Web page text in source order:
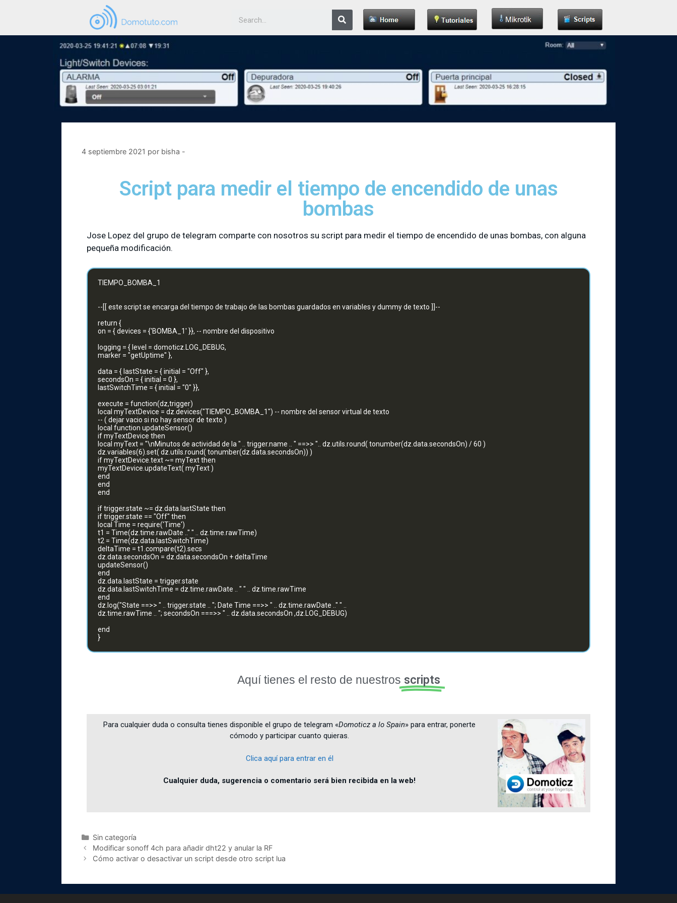
4 septiembre 2021 por bisha -
Script para medir el tiempo de encendido de unas
bombas
Jose Lopez del grupo de telegram comparte con nosotros su script para medir el tiempo de encendido de unas bombas, con alguna
pequeña modificación.
TIEMPO_BOMBA_1
--[[ este script se encarga del tiempo de trabajo de las bombas guardados en variables y dummy de texto ]]--
return {
on = { devices = {'BOMBA_1' }}, -- nombre del dispositivo
logging = { level = domoticz.LOG_DEBUG,
marker = "getUptime" },
data = { lastState = { initial = "Off" },
secondsOn = { initial = 0 },
lastSwitchTime = { initial = "0" }},
execute = function(dz,trigger)
local myTextDevice = dz.devices("TIEMPO_BOMBA_1") -- nombre del sensor virtual de texto
-- ( dejar vacio si no hay sensor de texto )
local function updateSensor()
if myTextDevice then
local myText = "\nMinutos de actividad de la " .. trigger.name .. " ==>> ".. dz.utils.round( tonumber(dz.data.secondsOn) / 60 )
dz.variables(6).set( dz.utils.round( tonumber(dz.data.secondsOn)) )
if myTextDevice.text ~= myText then
myTextDevice.updateText( myText )
end
end
end
if trigger.state ~= dz.data.lastState then
if trigger.state == "Off" then
local Time = require('Time')
t1 = Time(dz.time.rawDate .." " .. dz.time.rawTime)
t2 = Time(dz.data.lastSwitchTime)
deltaTime = t1.compare(t2).secs
dz.data.secondsOn = dz.data.secondsOn + deltaTime
updateSensor()
end
dz.data.lastState = trigger.state
dz.data.lastSwitchTime = dz.time.rawDate .. " " .. dz.time.rawTime
end
dz.log("State ==>> " .. trigger.state .. "; Date Time ==>> " .. dz.time.rawDate .." " ..
dz.time.rawTime .. "; secondsOn ===>> " .. dz.data.secondsOn ,dz.LOG_DEBUG)
end
}
Aquí tienes el resto de nuestros scripts
Para cualquier duda o consulta tienes disponible el grupo de telegram «Domoticz a lo Spain» para entrar, ponerte
cómodo y participar cuanto quieras.
Clica aquí para entrar en él
Cualquier duda, sugerencia o comentario será bien recibida en la web!
Sin categoría
Modificar sonoff 4ch para añadir dht22 y anular la RF
Cómo activar o desactivar un script desde otro script lua